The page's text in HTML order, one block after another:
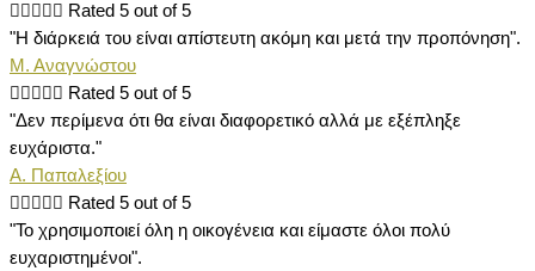
     Rated 5 out of 5
"Η διάρκειά του είναι απίστευτη ακόμη και μετά την προπόνηση".
Μ. Αναγνώστου
     Rated 5 out of 5
"Δεν περίμενα ότι θα είναι διαφορετικό αλλά με εξέπληξε
ευχάριστα."
Α. Παπαλεξίου
     Rated 5 out of 5
"Το χρησιμοποιεί όλη η οικογένεια και είμαστε όλοι πολύ
ευχαριστημένοι".